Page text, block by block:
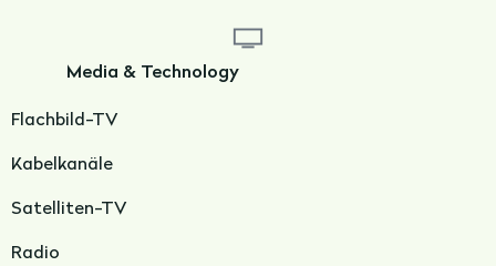
Media & Technology
Flachbild-TV
Kabelkanäle
Satelliten-TV
Radio